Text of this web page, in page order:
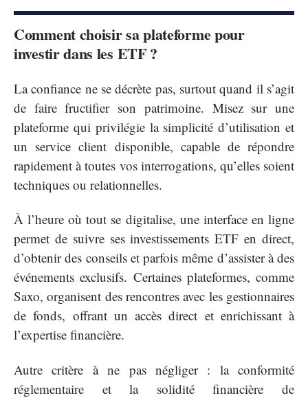
Comment choisir sa plateforme pour
investir dans les ETF ?
La confiance ne se décrète pas, surtout quand il s’agit
de faire fructifier son patrimoine. Misez sur une
plateforme qui privilégie la simplicité d’utilisation et
un service client disponible, capable de répondre
rapidement à toutes vos interrogations, qu’elles soient
techniques ou relationnelles.
À l’heure où tout se digitalise, une interface en ligne
permet de suivre ses investissements ETF en direct,
d’obtenir des conseils et parfois même d’assister à des
événements exclusifs. Certaines plateformes, comme
Saxo, organisent des rencontres avec les gestionnaires
de fonds, offrant un accès direct et enrichissant à
l’expertise financière.
Autre critère à ne pas négliger : la conformité
réglementaire et la solidité financière de